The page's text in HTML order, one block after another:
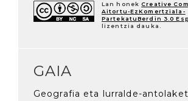
Lan honek Creative
Aitortu-EzKomertziala-
PartekatuBerdin 3.0
lizentzia dauka.
GAIA
Geografia eta lurralde-